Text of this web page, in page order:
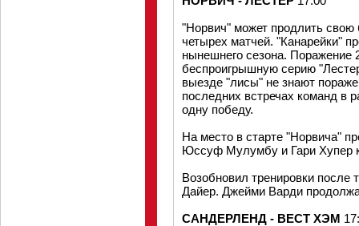
"Норвич" может продлить
четырех матчей. "Канарейки"
нынешнего сезона. Поражение
беспроигрышную серию
выезде "лисы" не знают
последних встречах команд в
одну победу.
На место в старте "Норвича"
Юссуф Мулумбу и Гари Хупер
Возобновил тренировки после
Дайер. Джейми Варди
САНДЕРЛЕНД - ВЕСТ ХЭМ